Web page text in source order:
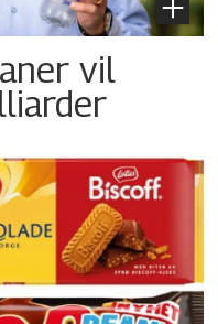
vil